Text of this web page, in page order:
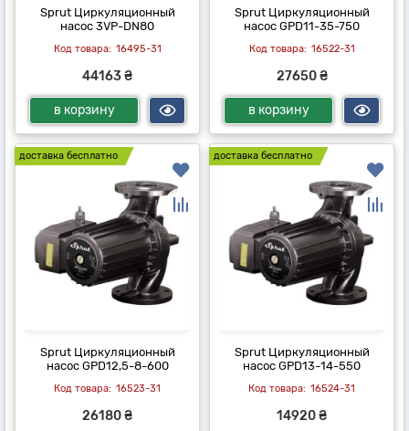
Sprut Циркуляционный
насос 3VP-DN80
16495-31
44163 ₴
в корзину
Sprut Циркуляционный
насос GPD11-35-750
16522-31
27650 ₴
в корзину
доставка бесплатно
Sprut Циркуляционный
насос GPD12,5-8-600
16523-31
26180 ₴
доставка бесплатно
Sprut Циркуляционный
насос GPD13-14-550
16524-31
14920 ₴